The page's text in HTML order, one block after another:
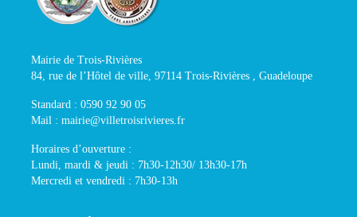
Mairie de Trois-Rivières
84, rue de l’Hôtel de ville, 97114 Trois-Rivières , Guadeloupe
Standard : 0590 92 90 05
Mail : mairie@villetroisrivieres.fr
Horaires d’ouverture :
Lundi, mardi & jeudi : 7h30-12h30/ 13h30-17h
Mercredi et vendredi : 7h30-13h